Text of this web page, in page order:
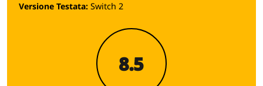
Versione Testata: Switch 2
8.5